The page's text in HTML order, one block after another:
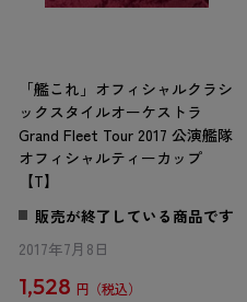
「艦これ」オフィシャルクラシ
ックスタイルオーケストラ
Grand Fleet Tour 2017 公演艦隊
オフィシャルティーカップ
【T】
販売が終了している商品です
2017年7月8日
1,528 円